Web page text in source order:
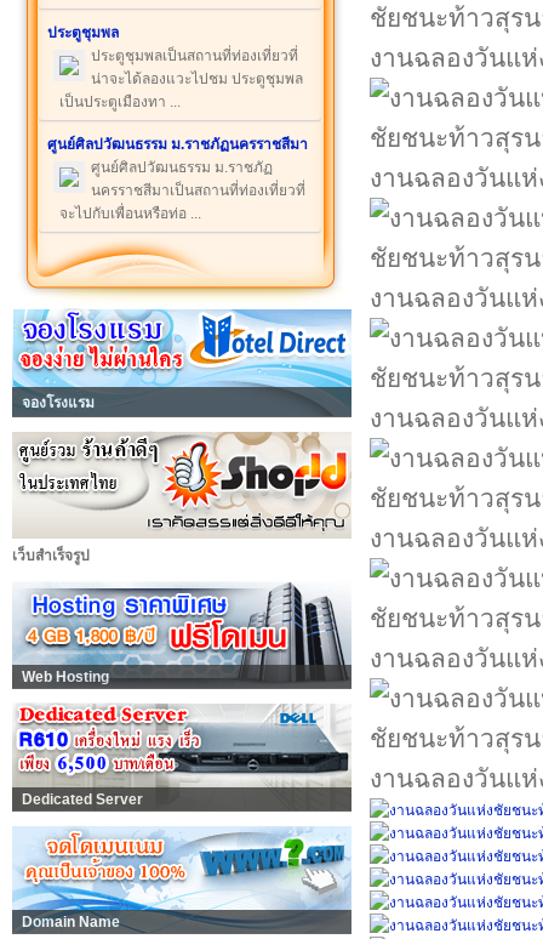
ประตูชุมพล
ประตูชุมพลเป็นสถานที่ท่องเที่ยวที่
น่าจะได้ลองแวะไปชม ประตูชุมพล
เป็นประตูเมืองทา ...
ศูนย์ศิลปวัฒนธรรม ม.ราชภัฏนครราชสีมา
ศูนย์ศิลปวัฒนธรรม ม.ราชภัฏ
นครราชสีมาเป็นสถานที่ท่องเที่ยวที่
จะไปกับเพื่อนหรือท่อ ...
จองโรงแรม
เว็บสำเร็จรูป
Web Hosting
Dedicated Server
Domain Name
งานฉลองวันแ
งานฉลองวันแ
งานฉลองวันแ
งานฉลองวันแ
งานฉลองวันแ
งานฉลองวันแ
งานฉลองวันแ